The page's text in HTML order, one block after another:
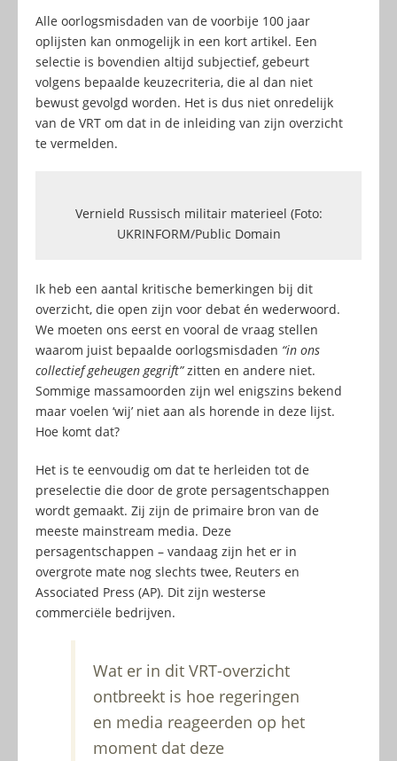
Alle oorlogsmisdaden van de voorbije 100 jaar
oplijsten kan onmogelijk in een kort artikel. Een
selectie is bovendien altijd subjectief, gebeurt
volgens bepaalde keuzecriteria, die al dan niet
bewust gevolgd worden. Het is dus niet onredelijk
van de VRT om dat in de inleiding van zijn overzicht
te vermelden.
Vernield Russisch militair materieel (Foto:
UKRINFORM/Public Domain
Ik heb een aantal kritische bemerkingen bij dit
overzicht, die open zijn voor debat én wederwoord.
We moeten ons eerst en vooral de vraag stellen
waarom juist bepaalde oorlogsmisdaden “in ons
collectief geheugen gegrift”zitten en andere niet.
Sommige massamoorden zijn wel enigszins bekend
maar voelen ‘wij’ niet aan als horende in deze lijst.
Hoe komt dat?
Het is te eenvoudig om dat te herleiden tot de
preselectie die door de grote persagentschappen
wordt gemaakt. Zij zijn de primaire bron van de
meeste mainstream media. Deze
persagentschappen – vandaag zijn het er in
overgrote mate nog slechts twee, Reuters en
Associated Press (AP). Dit zijn westerse
commerciële bedrijven.
Wat er in dit VRT-overzicht
ontbreekt is hoe regeringen
en media reageerden op het
moment dat deze